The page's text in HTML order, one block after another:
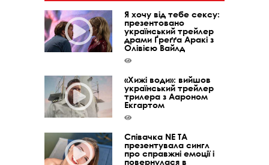
Я хочу від тебе сексу:
презентовано
український трейлер
драми Ґреґґа Аракі з
Олівією Вайлд
«Хижі води»: вийшов
український трейлер
трилера з Аароном
Екгартом
Співачка NE TA
презентувала сингл
про справжні емоції і
повернулася в